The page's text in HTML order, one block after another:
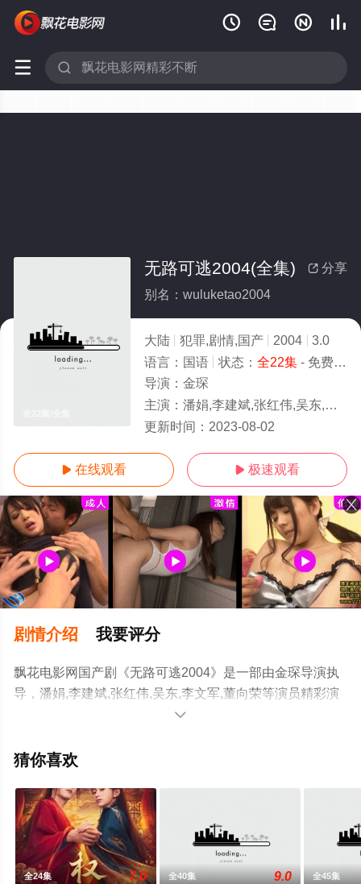
   
 
 分享
无路可逃2004(全集)
别名：wuluketao2004
大陆 犯罪,剧情,国产 2004
3.0
语言： 国语 状态： 全22集- 免费在线观看
导演： 金琛
主演： 潘娟,李建斌,张红伟,吴东,李文军,董向荣
更新时间： 2023-08-02
 在线观看  极速观看
剧情介绍 我要评分
飘花电影网国产剧《无路可逃2004》是一部由金琛导演执
导，潘娟,李建斌,张红伟,吴东,李文军,董向荣等演员精彩演
绎的大陆电视剧，大结局剧情已揭晓（全22集），手机免
相关信息可移步至豆瓣电视剧、电视猫或剧情网等平台了

猜你喜欢
全24集 7.0 全40集 9.0 全45集